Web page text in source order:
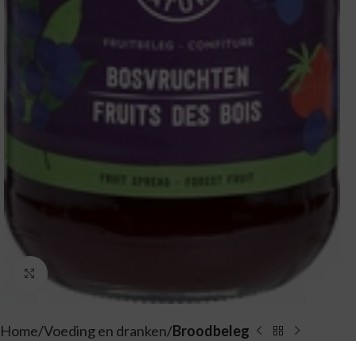
Vergroten
Home Voeding en dranken Broodbeleg